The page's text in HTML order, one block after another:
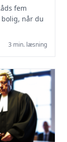
fem
når du
3 min. læsning